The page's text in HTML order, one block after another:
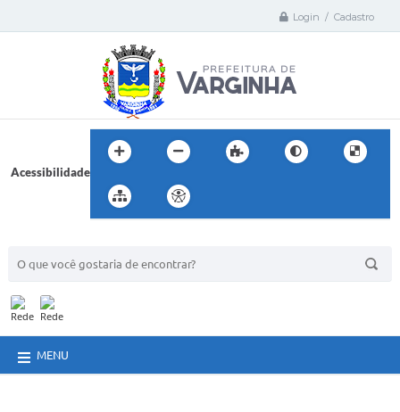
Login / Cadastro
Acessibilidade
MENU